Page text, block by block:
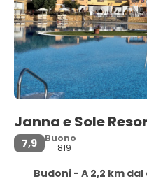
Janna e Sole
7,9
Buono
819
Budoni - A 2,2 km